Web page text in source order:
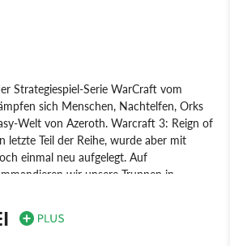
Strategiespiel-Serie WarCraft vom
sich Menschen, Nachtelfen, Orks
Welt von Azeroth. Warcraft 3: Reign of
letzte Teil der Reihe, wurde aber mit
einmal neu aufgelegt. Auf
wir unsere Truppen in
auf, um unsere Gegner auszuschalten. Die
eine Geschichte in fünf Kapiteln,